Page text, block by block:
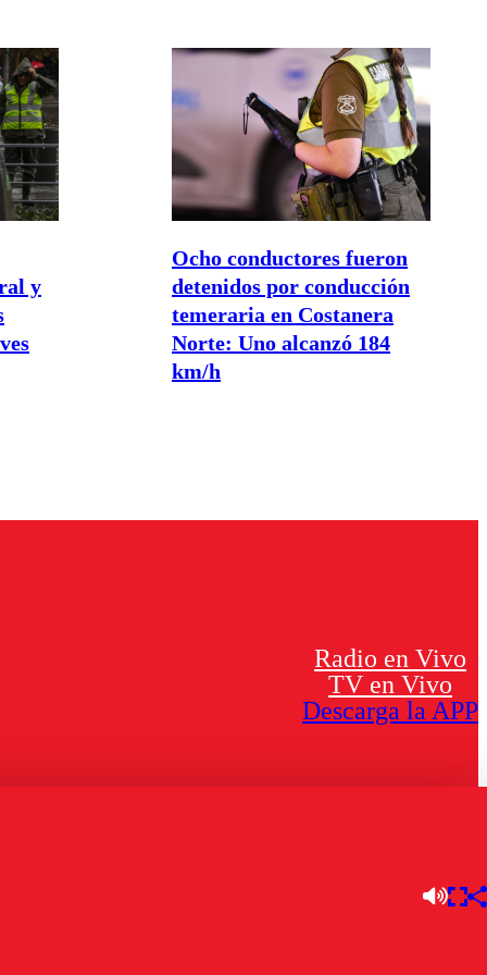
y
Ocho conductores fueron
detenidos por conducción
temeraria en Costanera
Norte: Uno alcanzó 184
km/h
Radio en Vivo
TV en Vivo
Descarga la APP